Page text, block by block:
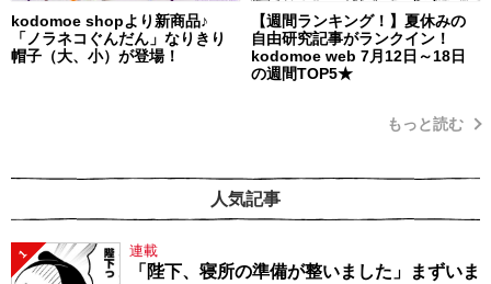
kodomoe shopより新商品♪
「ノラネコぐんだん」なりきり
帽子（大、小）が登場！
【週間ランキング！】夏休みの
自由研究記事がランクイン！
kodomoe web 7月12日～18日
の週間TOP5★
もっと読む
人気記事
1 連載
「陛下、寝所の準備が整いました」まずいま